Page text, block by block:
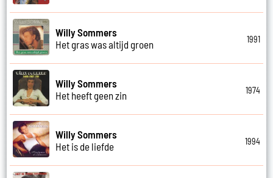
Willy Sommers
Het gras was altijd groen
1991
Willy Sommers
Het heeft geen zin
1974
Willy Sommers
Het is de liefde
1994